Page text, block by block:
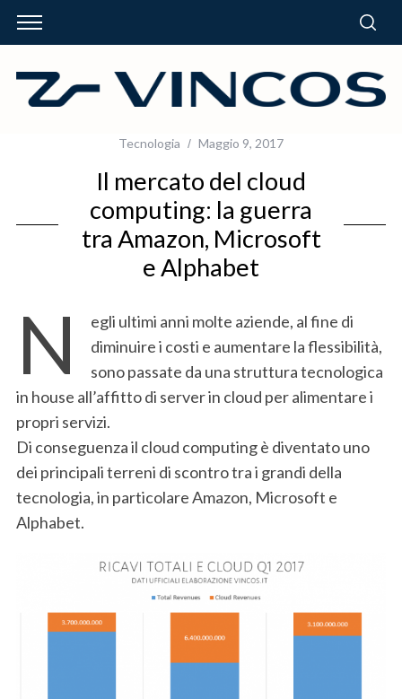
Tecnologia Maggio 9, 2017
Il mercato del cloud
computing: la guerra
tra Amazon, Microsoft
e Alphabet
N
egli ultimi anni molte aziende, al fine di
diminuire i costi e aumentare la flessibilità,
sono passate da una struttura tecnologica
in house all’affitto di server in cloud per alimentare i
propri servizi.
Di conseguenza il cloud computing è diventato uno
dei principali terreni di scontro tra i grandi della
tecnologia, in particolare Amazon, Microsoft e
Alphabet.